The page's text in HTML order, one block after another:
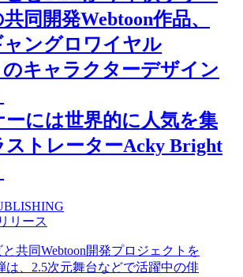
同開発Webtoon作品、
ャングロワイヤル
のキャラクターデザイン
ーには世界的に人気を集
ストレーターAcky Bright
リース